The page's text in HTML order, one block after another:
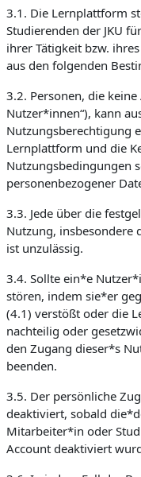
3.1. Die Lernplattform
Studierenden der JKU
ihrer Tätigkeit bzw.
aus den folgenden
3.2. Personen, die
Nutzer*innen“), kann
Nutzungsberechtigung
Lernplattform und die
Nutzungsbedingungen
personenbezogener
3.3. Jede über die
Nutzung, insbesondere
ist unzulässig.
3.4. Sollte ein*e
stören, indem sie*er
(4.1) verstößt oder die
nachteilig oder
den Zugang dieser*s
beenden.
3.5. Der persönliche
deaktiviert, sobald
Mitarbeiter*in oder
Account deaktiviert